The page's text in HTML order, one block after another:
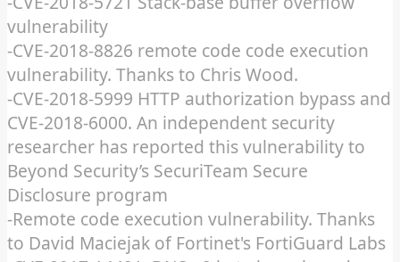
vulnerability
-CVE-2018-8826 remote code code execution
vulnerability. Thanks to Chris Wood.
-CVE-2018-5999 HTTP authorization bypass and
CVE-2018-6000. An independent security
researcher has reported this vulnerability to
Beyond Security’s SecuriTeam Secure
Disclosure program
-Remote code execution vulnerability. Thanks
to David Maciejak of Fortinet's FortiGuard Labs